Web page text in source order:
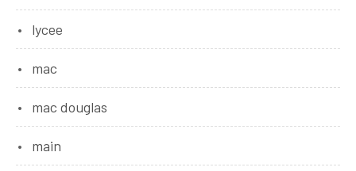
lycee
mac
mac douglas
main